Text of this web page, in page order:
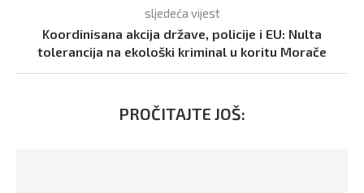
sljedeća vijest
Koordinisana akcija države, policije i EU: Nulta
tolerancija na ekološki kriminal u koritu Morače
PROČITAJTE JOŠ: